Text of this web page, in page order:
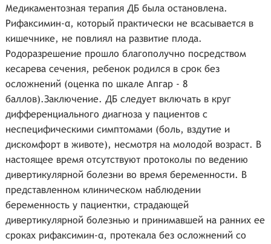
Медикаментозная терапия ДБ была остановлена.
Рифаксимин-α, который практически не всасывается в
кишечнике, не повлиял на развитие плода.
Родоразрешение прошло благополучно посредством
кесарева сечения, ребенок родился в срок без
осложнений (оценка по шкале Апгар - 8
баллов).Заключение. ДБ следует включать в круг
дифференциального диагноза у пациентов с
неспецифическими симптомами (боль, вздутие и
дискомфорт в животе), несмотря на молодой возраст. В
настоящее время отсутствуют протоколы по ведению
дивертикулярной болезни во время беременности. В
представленном клиническом наблюдении
беременность у пациентки, страдающей
дивертикулярной болезнью и принимавшей на ранних ее
сроках рифаксимин-α, протекала без осложнений со